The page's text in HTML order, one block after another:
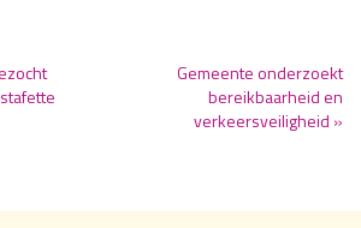
Gemeente onderzoekt
bereikbaarheid en
verkeersveiligheid »